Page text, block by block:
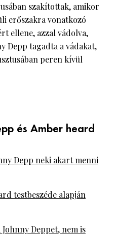
szakítottak, amikor
erőszakra vonatkozó
ellene, azzal vádolva,
Depp tagadta a vádakat,
peren kívül
és Amber heard
Depp neki akart menni
testbeszéde alapján
Deppet, nem is